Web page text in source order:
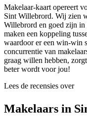
Makelaar-kaart opereert
Sint Willebrord. Wij zien
Willebrord en goed zijn
maken een koppeling
waardoor er een win-win
concurrentie van
graag willen hebben,
beter wordt voor jou!
Lees de recensies over
Makelaars in